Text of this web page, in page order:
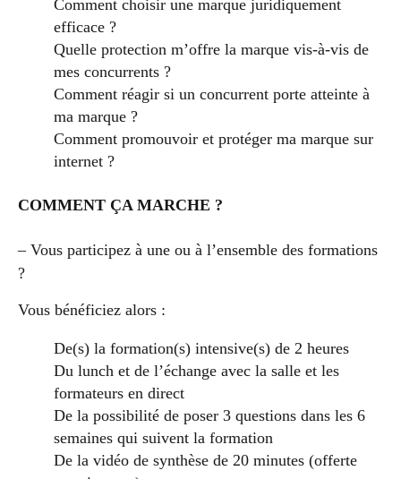
Comment choisir une marque juridiquement
efficace ?
Quelle protection m’offre la marque vis-à-vis de
mes concurrents ?
Comment réagir si un concurrent porte atteinte à
ma marque ?
Comment promouvoir et protéger ma marque sur
internet ?
COMMENT ÇA MARCHE ?
– Vous participez à une ou à l’ensemble des formations
?
Vous bénéficiez alors :
De(s) la formation(s) intensive(s) de 2 heures
Du lunch et de l’échange avec la salle et les
formateurs en direct
De la possibilité de poser 3 questions dans les 6
semaines qui suivent la formation
De la vidéo de synthèse de 20 minutes (offerte